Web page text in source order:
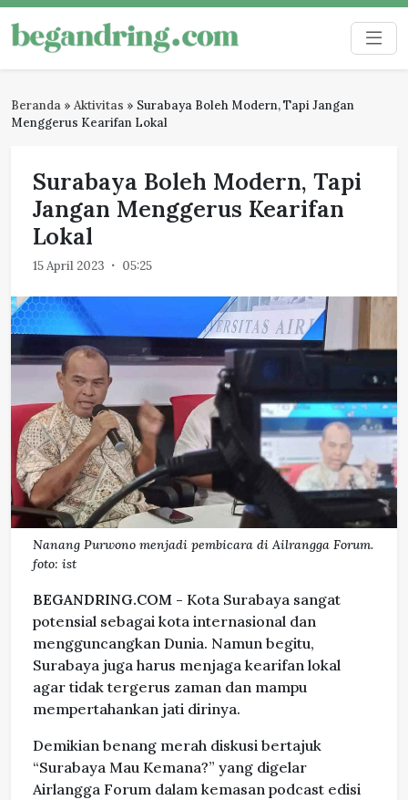
Skip
to
content
Begandring
Menjaga ingatan untuk masa depan
Beranda » Aktivitas » Surabaya Boleh Modern, Tapi Jangan
Menggerus Kearifan Lokal
Surabaya Boleh Modern, Tapi
Jangan Menggerus Kearifan
Lokal
15 April 2023 05:25
Nanang Purwono menjadi pembicara di Ailrangga Forum.
foto: ist
BEGANDRING.COM - Kota Surabaya sangat
potensial sebagai kota internasional dan
mengguncangkan Dunia. Namun begitu,
Surabaya juga harus menjaga kearifan lokal
agar tidak tergerus zaman dan mampu
mempertahankan jati dirinya.
Demikian benang merah diskusi bertajuk
“Surabaya Mau Kemana?” yang digelar
Airlangga Forum dalam kemasan podcast edisi